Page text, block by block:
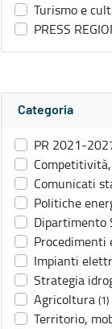
Turismo e
PRESS
Categoria
PR 2021-
Comunicati
Politiche
Dipartimento
Procedimenti
Impianti
Strategia
Agricoltura (1)
Territorio,